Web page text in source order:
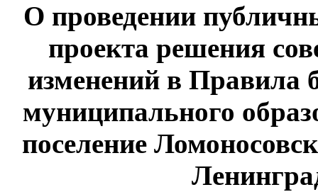
О проведении
проекта решения
изменений в Правила
муниципального
поселение